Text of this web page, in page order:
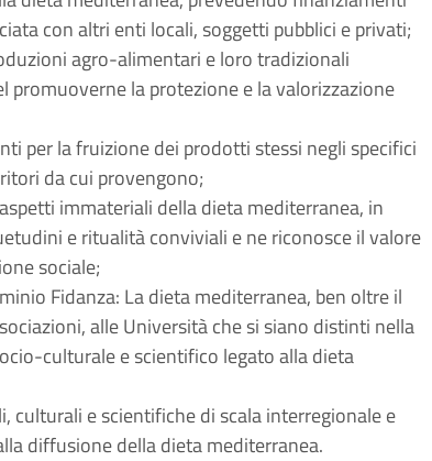
con altri enti locali, soggetti pubblici e privati;
agro-alimentari e loro tradizionali
la protezione e la valorizzazione
per la fruizione dei prodotti stessi negli specifici
da cui provengono;
immateriali della dieta mediterranea, in
e ritualità conviviali e ne riconosce il valore
sociale;
Fidanza: La dieta mediterranea, ben oltre il
alle Università che si siano distinti nella
culturale e scientifico legato alla dieta
e scientifiche di scala interregionale e
diffusione della dieta mediterranea.